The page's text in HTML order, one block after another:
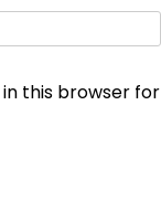
this browser for